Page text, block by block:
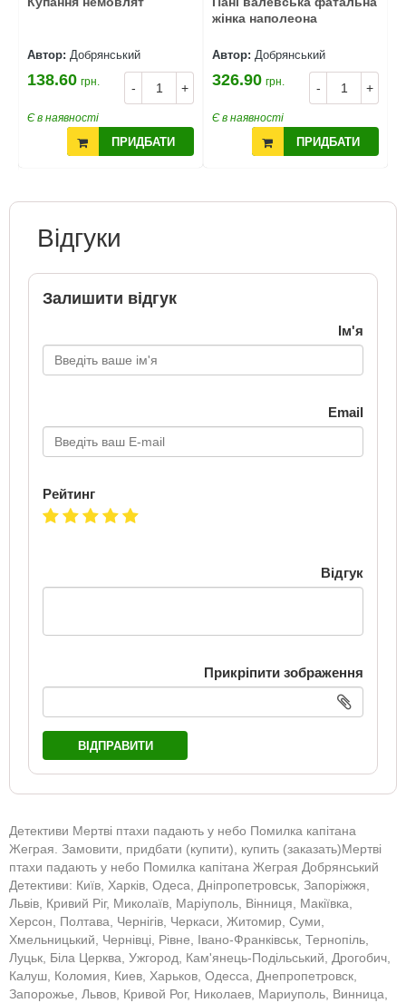
Автор: Добрянський
- +
138.60 грн.
Є в наявності
ПРИДБАТИ
жінка наполеона
Автор: Добрянський
- +
326.90 грн.
Є в наявності
ПРИДБАТИ
Відгуки
Залишити відгук
Ім'я
Email
Рейтинг
Відгук
Прикріпити зображення
ВІДПРАВИТИ
Детективи Мертві птахи падають у небо Помилка капітана
Жеграя. Замовити, придбати (купити), купить (заказать)Мертві
птахи падають у небо Помилка капітана Жеграя Добрянський
Детективи: Київ, Харків, Одеса, Дніпропетровськ, Запоріжжя,
Львів, Кривий Ріг, Миколаїв, Маріуполь, Вінниця, Макіївка,
Херсон, Полтава, Чернігів, Черкаси, Житомир, Суми,
Хмельницький, Чернівці, Рівне, Івано-Франківськ, Тернопіль,
Луцьк, Біла Церква, Ужгород, Кам'янець-Подільський, Дрогобич,
Калуш, Коломия, Киев, Харьков, Одесса, Днепропетровск,
Запорожье, Львов, Кривой Рог, Николаев, Мариуполь, Винница,